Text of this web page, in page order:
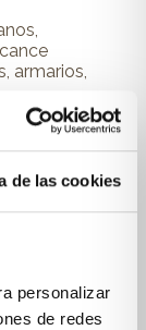
de las cookies
personalizar
de redes
armarios,
con
y
el resto